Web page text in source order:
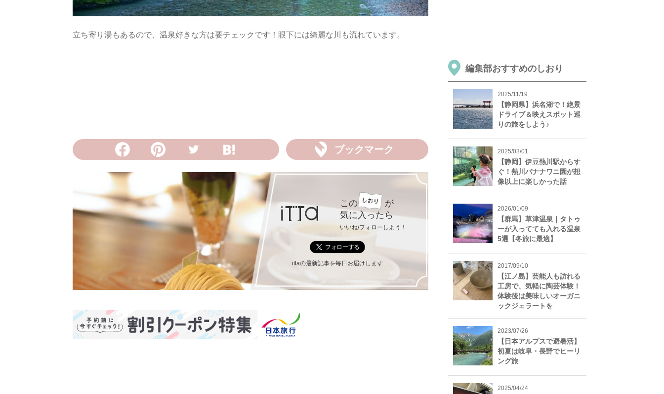
立ち寄り湯もあるので、温泉好きな方は要チェックです！眼下には綺麗な川も流れています。
ブックマーク
この
が
気に入ったら
いいね/フォローしよう！
ittaの最新記事を毎日お届けします
編集部おすすめのしおり
2025/11/19
【静岡県】浜名湖で！絶景
ドライブ＆映えスポット巡
りの旅をしよう♪
2025/03/01
【静岡】伊豆熱川駅からす
ぐ！熱川バナナワニ園が想
像以上に楽しかった話
2026/01/09
【群馬】草津温泉｜タトゥ
ーが入ってても入れる温泉
5選【冬旅に最適】
2017/09/10
【江ノ島】芸能人も訪れる
工房で、気軽に陶芸体験！
体験後は美味しいオーガニ
ックジェラートを
2023/07/26
【日本アルプスで避暑活】
初夏は岐阜・長野でヒーリ
ング旅
2025/04/24